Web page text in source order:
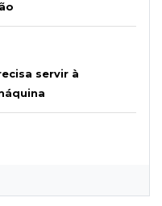
servir à